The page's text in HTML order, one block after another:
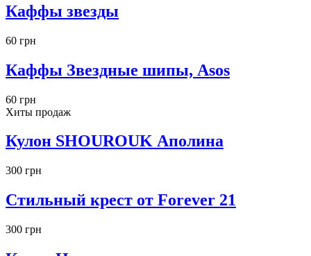
Каффы звезды
60 грн
Каффы Звездные шипы, Asos
60 грн
Хиты продаж
Кулон SHOUROUK Аполина
300 грн
Стильный крест от Forever 21
300 грн